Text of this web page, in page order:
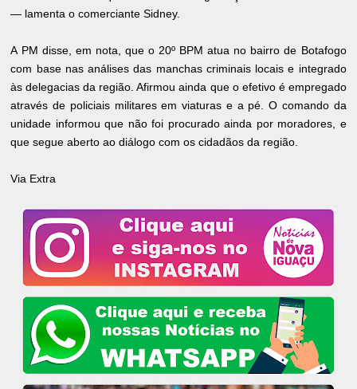
— lamenta o comerciante Sidney.
A PM disse, em nota, que o 20º BPM atua no bairro de Botafogo
com base nas análises das manchas criminais locais e integrado
às delegacias da região. Afirmou ainda que o efetivo é empregado
através de policiais militares em viaturas e a pé. O comando da
unidade informou que não foi procurado ainda por moradores, e
que segue aberto ao diálogo com os cidadãos da região.
Via Extra